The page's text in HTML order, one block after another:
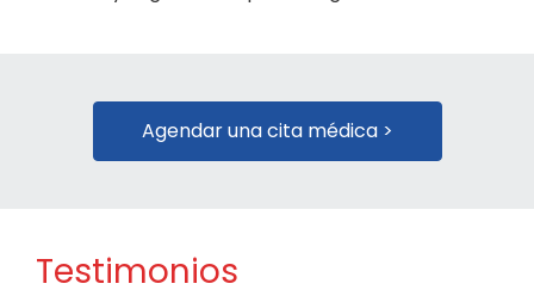
Agendar una cita médica >
Testimonios